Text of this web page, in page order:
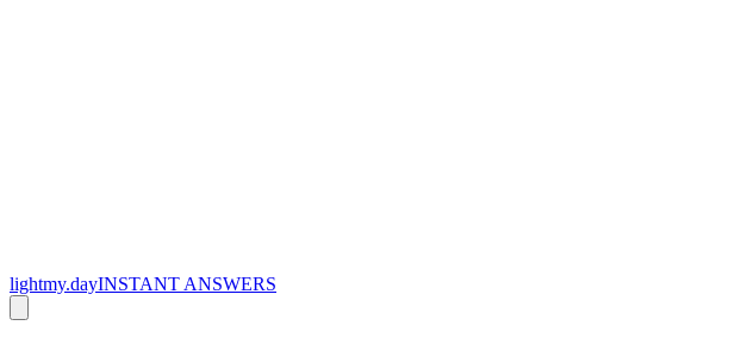
lightmy.dayINSTANT ANSWERS